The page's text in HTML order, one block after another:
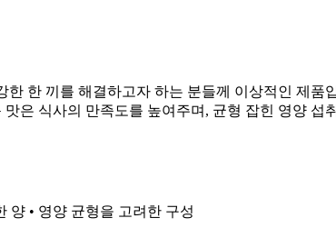
한 끼를 해결하고자 하는 분들께 이상적인 제품
은 식사의 만족도를 높여주며, 균형 잡힌 영양
양 • 영양 균형을 고려한 구성